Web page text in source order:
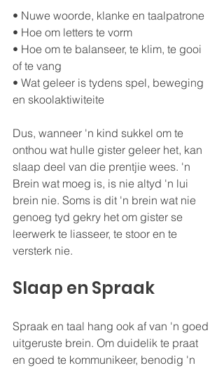
• Nuwe woorde, klanke en taalpatrone
• Hoe om letters te vorm
• Hoe om te balanseer, te klim, te gooi
of te vang
• Wat geleer is tydens spel, beweging
en skoolaktiwiteite
Dus, wanneer 'n kind sukkel om te
onthou wat hulle gister geleer het, kan
slaap deel van die prentjie wees. 'n
Brein wat moeg is, is nie altyd 'n lui
brein nie. Soms is dit 'n brein wat nie
genoeg tyd gekry het om gister se
leerwerk te liasseer, te stoor en te
versterk nie.
Slaap en Spraak
Spraak en taal hang ook af van 'n goed
uitgeruste brein. Om duidelik te praat
en goed te kommunikeer, benodig 'n